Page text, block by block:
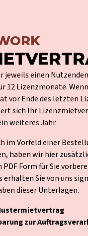
jeweils einen
12 Lizenzmonate.
vor Ende des letzten
sich Ihr
weiteres Jahr.
im Vorfeld einer
haben wir hier
Form für Sie
erhalten Sie von uns
dieser Unterlagen.
zur